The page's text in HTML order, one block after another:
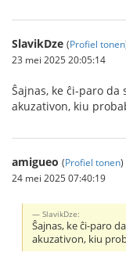
SlavikDze (Profiel tonen
23 mei 2025 20:05:14
Ŝajnas, ke ĉi-paro
akuzativon, kiu
amigueo (Profiel tonen)
24 mei 2025 07:40:19
SlavikDze:
Ŝajnas, ke ĉi-paro
akuzativon, kiu